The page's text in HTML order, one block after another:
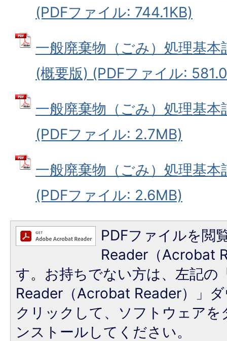
(PDFファイル: 744.1KB)
一般廃棄物（ごみ）処理基
(概要版) (PDFファイル:
一般廃棄物（ごみ）処理基
(PDFファイル: 2.7MB)
一般廃棄物（ごみ）処理基
(PDFファイル: 2.6MB)
PDFファイルを閲
Reader（Acrobat
す。お持ちでない方は、左記の
Reader（Acrobat Reader）」
クリックして、ソフトウェア
ンストールしてください。